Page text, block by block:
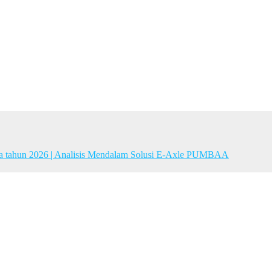
tahun 2026 | Analisis Mendalam Solusi E-Axle PUMBAA